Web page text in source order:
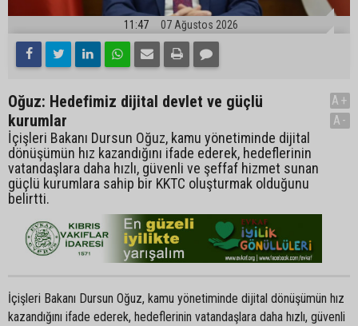
11:47 07 Ağustos 2026
Oğuz: Hedefimiz dijital devlet ve güçlü
kurumlar
İçişleri Bakanı Dursun Oğuz, kamu yönetiminde dijital
dönüşümün hız kazandığını ifade ederek, hedeflerinin
vatandaşlara daha hızlı, güvenli ve şeffaf hizmet sunan
güçlü kurumlara sahip bir KKTC oluşturmak olduğunu
belirtti.
A+
A-
İçişleri Bakanı Dursun Oğuz, kamu yönetiminde dijital dönüşümün hız
kazandığını ifade ederek, hedeflerinin vatandaşlara daha hızlı, güvenli